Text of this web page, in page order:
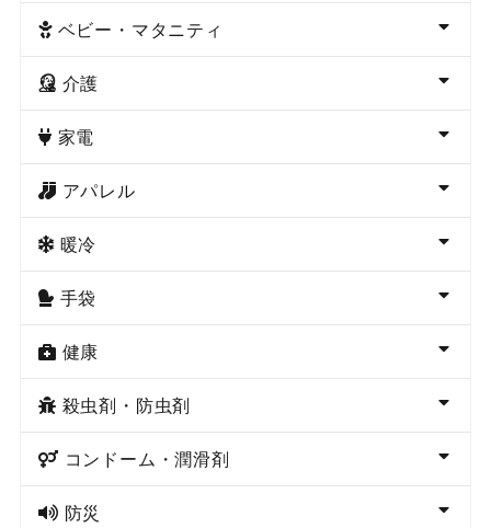
ベビー・マタニティ
介護
家電
アパレル
暖冷
手袋
健康
殺虫剤・防虫剤
コンドーム・潤滑剤
防災